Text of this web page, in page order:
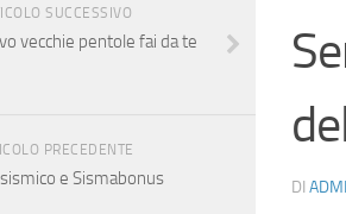
DI
SUCCESSIVO
vecchie pentole fai da te
PRECEDENTE
e Sismabonus